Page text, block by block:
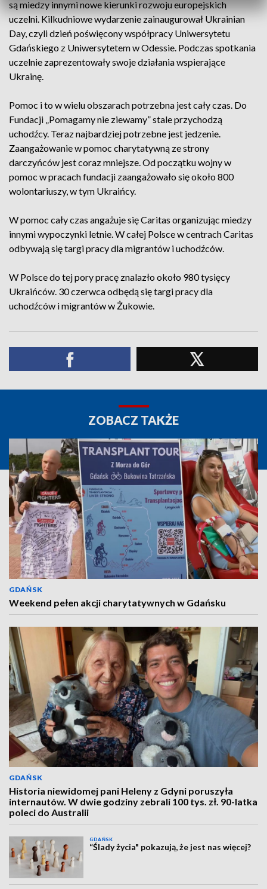
są miedzy innymi nowe kierunki rozwoju europejskich
uczelni. Kilkudniowe wydarzenie zainaugurował Ukrainian
Day, czyli dzień poświęcony współpracy Uniwersytetu
Gdańskiego z Uniwersytetem w Odessie. Podczas spotkania
uczelnie zaprezentowały swoje działania wspierające
Ukrainę.
Pomoc i to w wielu obszarach potrzebna jest cały czas. Do
Fundacji „Pomagamy nie ziewamy” stale przychodzą
uchodźcy. Teraz najbardziej potrzebne jest jedzenie.
Zaangażowanie w pomoc charytatywną ze strony
darczyńców jest coraz mniejsze. Od początku wojny w
pomoc w pracach fundacji zaangażowało się około 800
wolontariuszy, w tym Ukraińcy.
W pomoc cały czas angażuje się Caritas organizując miedzy
innymi wypoczynki letnie. W całej Polsce w centrach Caritas
odbywają się targi pracy dla migrantów i uchodźców.
W Polsce do tej pory pracę znalazło około 980 tysięcy
Ukraińców. 30 czerwca odbędą się targi pracy dla
uchodźców i migrantów w Żukowie.
ZOBACZ TAKŻE
GDAŃSK
Weekend pełen akcji charytatywnych w Gdańsku
GDAŃSK
Historia niewidomej pani Heleny z Gdyni poruszyła
internautów. W dwie godziny zebrali 100 tys. zł. 90-latka
poleci do Australii
GDAŃSK
“Ślady życia" pokazują, że jest nas więcej?